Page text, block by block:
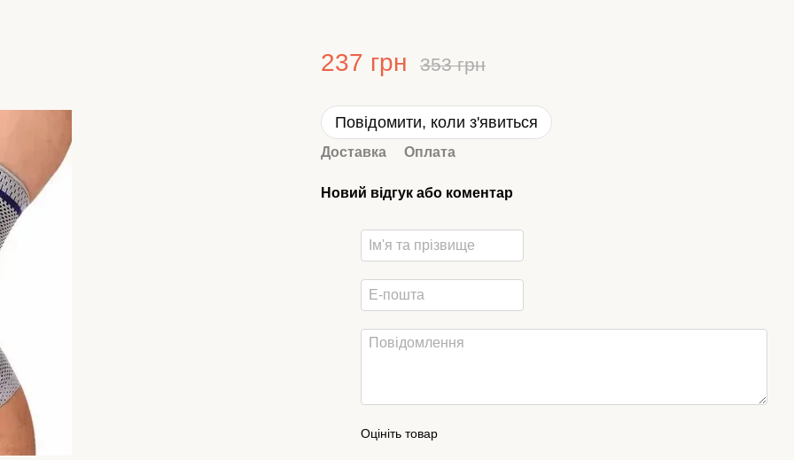
237 грн 353 грн
Повідомити, коли з'явиться
Доставка Оплата
Новий відгук або коментар
Оцініть товар